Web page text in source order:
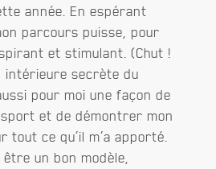
année. En espérant
parcours puisse, pour
et stimulant. (Chut !
intérieure secrète du
pour moi une façon de
et de démontrer mon
tout ce qu’il m’a apporté.
un bon modèle,